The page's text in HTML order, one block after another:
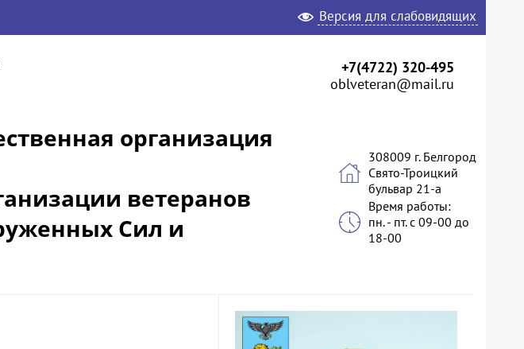
Версия для слабовидящих
+7(4722) 320-495
oblveteran@mail.ru
организация
ветеранов
Сил и
308009 г. Белгород
Свято-Троицкий
бульвар 21-а
Время работы:
пн. - пт. с 09-00 до
18-00